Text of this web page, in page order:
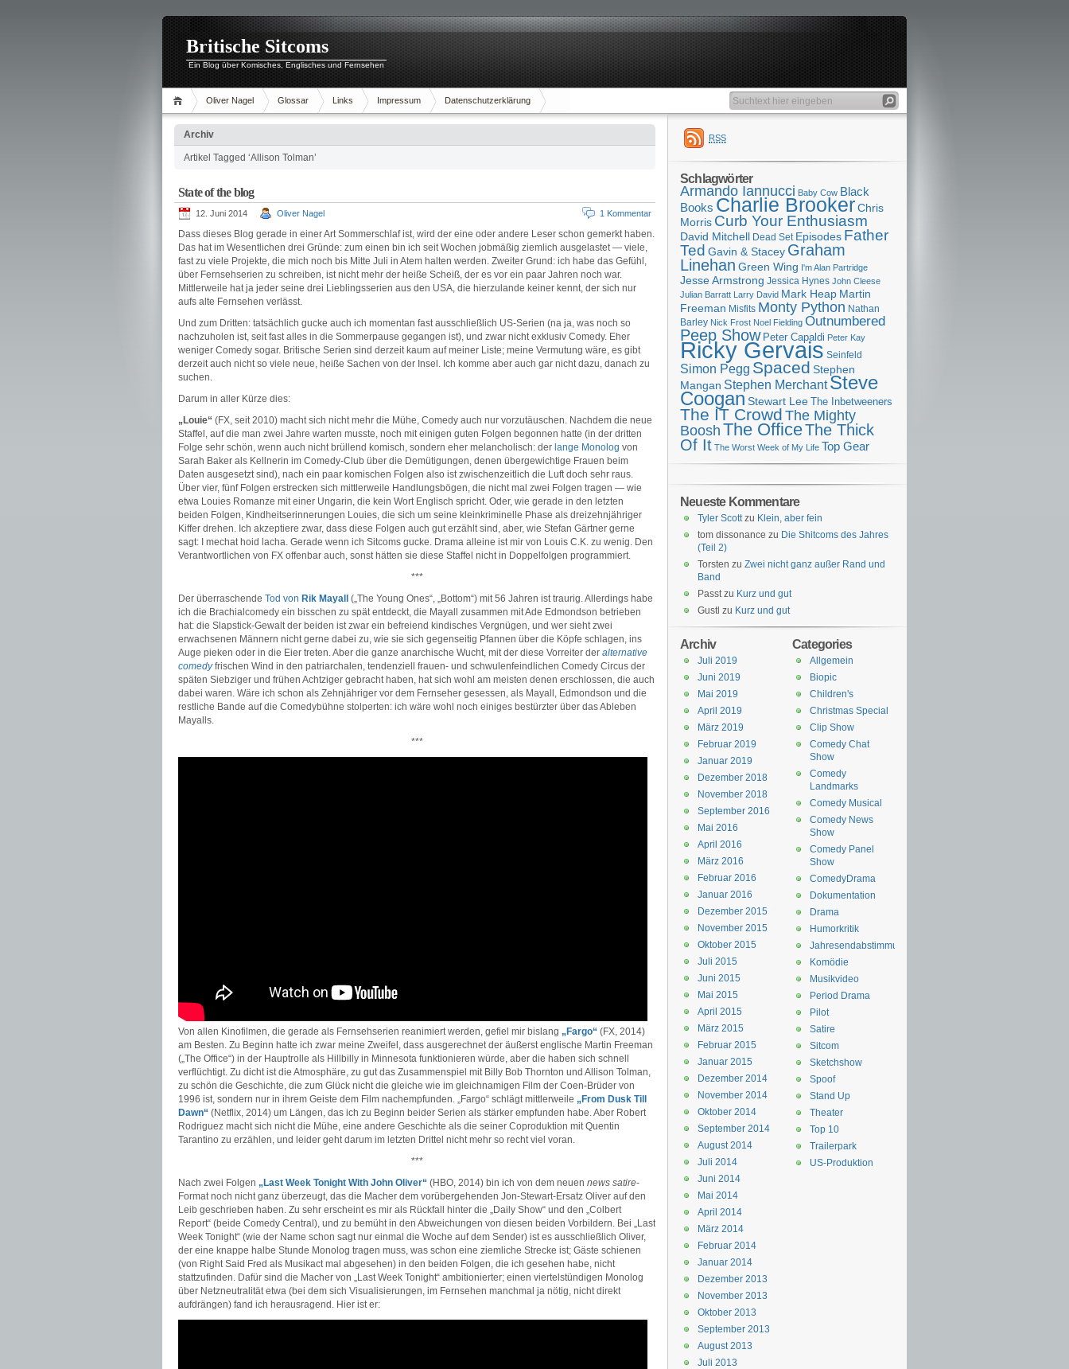
Britische Sitcoms
Ein Blog über Komisches, Englisches und Fernsehen
Oliver Nagel Glossar Links Impressum Datenschutzerklärung
Archiv
Artikel Tagged ‘Allison Tolman’
State of the blog
12. Juni 2014 Oliver Nagel 1 Kommentar
Dass dieses Blog gerade in einer Art Sommerschlaf ist, wird der eine oder andere Leser schon gemerkt haben.
Das hat im Wesentlichen drei Gründe: zum einen bin ich seit Wochen jobmäßig ziemlich ausgelastet — viele,
fast zu viele Projekte, die mich noch bis Mitte Juli in Atem halten werden. Zweiter Grund: ich habe das Gefühl,
über Fernsehserien zu schreiben, ist nicht mehr der heiße Scheiß, der es vor ein paar Jahren noch war.
Mittlerweile hat ja jeder seine drei Lieblingsserien aus den USA, die hierzulande keiner kennt, der sich nur
aufs alte Fernsehen verlässt.
Und zum Dritten: tatsächlich gucke auch ich momentan fast ausschließlich US-Serien (na ja, was noch so
nachzuholen ist, seit fast alles in die Sommerpause gegangen ist), und zwar nicht exklusiv Comedy. Eher
weniger Comedy sogar. Britische Serien sind derzeit kaum auf meiner Liste; meine Vermutung wäre, es gibt
derzeit auch nicht so viele neue, heiße Sachen von der Insel. Ich komme aber auch gar nicht dazu, danach zu
suchen.
Darum in aller Kürze dies:
„Louie“ (FX, seit 2010) macht sich nicht mehr die Mühe, Comedy auch nur vorzutäuschen. Nachdem die neue
Staffel, auf die man zwei Jahre warten musste, noch mit einigen guten Folgen begonnen hatte (in der dritten
Folge sehr schön, wenn auch nicht brüllend komisch, sondern eher melancholisch: der lange Monolog von
Sarah Baker als Kellnerin im Comedy-Club über die Demütigungen, denen übergewichtige Frauen beim
Daten ausgesetzt sind), nach ein paar komischen Folgen also ist zwischenzeitlich die Luft doch sehr raus.
Über vier, fünf Folgen erstrecken sich mittlerweile Handlungsbögen, die nicht mal zwei Folgen tragen — wie
etwa Louies Romanze mit einer Ungarin, die kein Wort Englisch spricht. Oder, wie gerade in den letzten
beiden Folgen, Kindheitserinnerungen Louies, die sich um seine kleinkriminelle Phase als dreizehnjähriger
Kiffer drehen. Ich akzeptiere zwar, dass diese Folgen auch gut erzählt sind, aber, wie Stefan Gärtner gerne
sagt: I mechat hoid lacha. Gerade wenn ich Sitcoms gucke. Drama alleine ist mir von Louis C.K. zu wenig. Den
Verantwortlichen von FX offenbar auch, sonst hätten sie diese Staffel nicht in Doppelfolgen programmiert.
***
Der überraschende Tod von Rik Mayall
(„The Young Ones“, „Bottom“) mit 56 Jahren ist traurig. Allerdings habe
ich die Brachialcomedy ein bisschen zu spät entdeckt, die Mayall zusammen mit Ade Edmondson betrieben
hat: die Slapstick-Gewalt der beiden ist zwar ein befreiend kindisches Vergnügen, und wer sieht zwei
erwachsenen Männern nicht gerne dabei zu, wie sie sich gegenseitig Pfannen über die Köpfe schlagen, ins
Auge pieken oder in die Eier treten. Aber die ganze anarchische Wucht, mit der diese Vorreiter der alternative
comedyfrischen Wind in den patriarchalen, tendenziell frauen- und schwulenfeindlichen Comedy Circus der
späten Siebziger und frühen Achtziger gebracht haben, hat sich wohl am meisten denen erschlossen, die auch
dabei waren. Wäre ich schon als Zehnjähriger vor dem Fernseher gesessen, als Mayall, Edmondson und die
restliche Bande auf die Comedybühne stolperten: ich wäre wohl noch einiges bestürzter über das Ableben
Mayalls.
***
Von allen Kinofilmen, die gerade als Fernsehserien reanimiert werden, gefiel mir bislang „Fargo“ (FX, 2014)
am Besten. Zu Beginn hatte ich zwar meine Zweifel, dass ausgerechnet der äußerst englische Martin Freeman
(„The Office“) in der Hauptrolle als Hillbilly in Minnesota funktionieren würde, aber die haben sich schnell
verflüchtigt. Zu dicht ist die Atmosphäre, zu gut das Zusammenspiel mit Billy Bob Thornton und Allison Tolman,
zu schön die Geschichte, die zum Glück nicht die gleiche wie im gleichnamigen Film der Coen-Brüder von
1996 ist, sondern nur in ihrem Geiste dem Film nachempfunden. „Fargo“ schlägt mittlerweile „From Dusk Till
Dawn“ (Netflix, 2014) um Längen, das ich zu Beginn beider Serien als stärker empfunden habe. Aber Robert
Rodriguez macht sich nicht die Mühe, eine andere Geschichte als die seiner Coproduktion mit Quentin
Tarantino zu erzählen, und leider geht darum im letzten Drittel nicht mehr so recht viel voran.
***
Nach zwei Folgen „Last Week Tonight With John Oliver“ (HBO, 2014) bin ich von dem neuen news satire-
Format noch nicht ganz überzeugt, das die Macher dem vorübergehenden Jon-Stewart-Ersatz Oliver auf den
Leib geschrieben haben. Zu sehr erscheint es mir als Rückfall hinter die „Daily Show“ und den „Colbert
Report“ (beide Comedy Central), und zu bemüht in den Abweichungen von diesen beiden Vorbildern. Bei „Last
Week Tonight“ (wie der Name schon sagt nur einmal die Woche auf dem Sender) ist es ausschließlich Oliver,
der eine knappe halbe Stunde Monolog tragen muss, was schon eine ziemliche Strecke ist; Gäste schienen
(von Right Said Fred als Musikact mal abgesehen) in den beiden Folgen, die ich gesehen habe, nicht
stattzufinden. Dafür sind die Macher von „Last Week Tonight“ ambitionierter; einen viertelstündigen Monolog
über Netzneutralität etwa (bei dem sich Visualisierungen, im Fernsehen manchmal ja nötig, nicht direkt
aufdrängen) fand ich herausragend. Hier ist er:
RSS
Schlagwörter
Armando Iannucci Baby Cow Black
Books Charlie BrookerChris
Morris Curb Your Enthusiasm
David Mitchell Dead Set Episodes Father
Ted Gavin & Stacey Graham
Linehan Green Wing I'm Alan Partridge
Jesse Armstrong Jessica Hynes John Cleese
Julian Barratt Larry David Mark Heap Martin
Freeman Misfits Monty Python Nathan
Barley Nick Frost Noel Fielding Outnumbered
Peep Show Peter Capaldi Peter Kay
Ricky Gervais Seinfeld
Simon Pegg Spaced Stephen
Mangan Stephen Merchant Steve
CooganStewart Lee The Inbetweeners
The IT Crowd The Mighty
Boosh The OfficeThe Thick
Of It The Worst Week of My Life Top Gear
Neueste Kommentare
Tyler Scottzu Klein, aber fein
tom dissonance zu Die Shitcoms des Jahres
(Teil 2)
Torsten zu Zwei nicht ganz außer Rand und
Band
Passtzu Kurz und gut
Gustl zu Kurz und gut
Categories
Allgemein
Biopic
Children's
Christmas Special
Clip Show
Comedy Chat
Show
Comedy
Landmarks
Comedy Musical
Comedy News
Show
Comedy Panel
Show
ComedyDrama
Dokumentation
Drama
Humorkritik
Jahresendabstimmung
Komödie
Musikvideo
Period Drama
Pilot
Satire
Sitcom
Sketchshow
Spoof
Stand Up
Theater
Top 10
Trailerpark
US-Produktion
Archiv
Juli 2019
Juni 2019
Mai 2019
April 2019
März 2019
Februar 2019
Januar 2019
Dezember 2018
November 2018
September 2016
Mai 2016
April 2016
März 2016
Februar 2016
Januar 2016
Dezember 2015
November 2015
Oktober 2015
Juli 2015
Juni 2015
Mai 2015
April 2015
März 2015
Februar 2015
Januar 2015
Dezember 2014
November 2014
Oktober 2014
September 2014
August 2014
Juli 2014
Juni 2014
Mai 2014
April 2014
März 2014
Februar 2014
Januar 2014
Dezember 2013
November 2013
Oktober 2013
September 2013
August 2013
Juli 2013